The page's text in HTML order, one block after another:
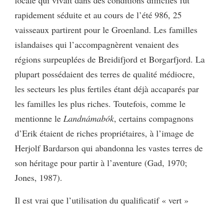
rapidement séduite et au cours de l’été 986, 25
vaisseaux partirent pour le Groenland. Les familles
islandaises qui l’accompagnèrent venaient des
régions surpeuplées de Breidifjord et Borgarfjord. La
plupart possédaient des terres de qualité médiocre,
les secteurs les plus fertiles étant déjà accaparés par
les familles les plus riches. Toutefois, comme le
mentionne le Landnámabók, certains compagnons
d’Erik étaient de riches propriétaires, à l’image de
Herjolf Bardarson qui abandonna les vastes terres de
son héritage pour partir à l’aventure (Gad, 1970;
Jones, 1987).
Il est vrai que l’utilisation du qualificatif « vert »